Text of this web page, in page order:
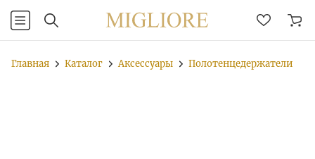
Главная Каталог Аксессуары Полотенцедержатели